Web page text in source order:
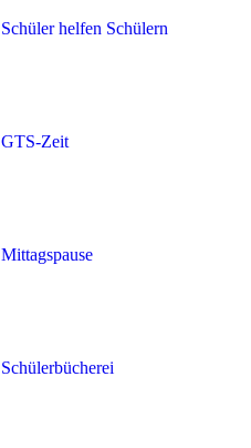
Schüler helfen Schülern
GTS-Zeit
Mittagspause
Schülerbücherei